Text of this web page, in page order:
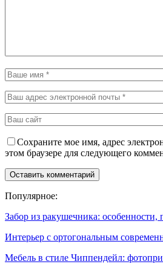
Сохраните мое имя, адрес
этом браузере для следующего
Популярное:
Забор из ракушечника:
Интерьер с ортогональным
Мебель в стиле Чиппендейл: